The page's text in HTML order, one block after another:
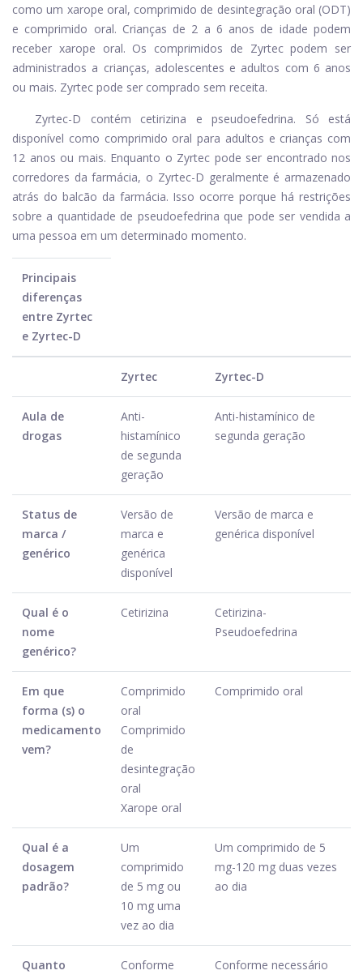
como um xarope oral, comprimido de desintegração oral (ODT)
e comprimido oral. Crianças de 2 a 6 anos de idade podem
receber xarope oral. Os comprimidos de Zyrtec podem ser
administrados a crianças, adolescentes e adultos com 6 anos
ou mais. Zyrtec pode ser comprado sem receita.
Zyrtec-D contém cetirizina e pseudoefedrina. Só está
disponível como comprimido oral para adultos e crianças com
12 anos ou mais. Enquanto o Zyrtec pode ser encontrado nos
corredores da farmácia, o Zyrtec-D geralmente é armazenado
atrás do balcão da farmácia. Isso ocorre porque há restrições
sobre a quantidade de pseudoefedrina que pode ser vendida a
uma pessoa em um determinado momento.
Principais
diferenças
entre Zyrtec
e Zyrtec-D
Zyrtec Zyrtec-D
Aula de
drogas
Anti-
histamínico
de segunda
geração
Anti-histamínico de
segunda geração
Status de
marca /
genérico
Versão de
marca e
genérica
disponível
Versão de marca e
genérica disponível
Qual é o
nome
genérico?
Cetirizina
Cetirizina-
Pseudoefedrina
Em que
forma (s) o
medicamento
vem?
Comprimido
oral
Comprimido
de
desintegração
oral
Xarope oral
Comprimido oral
Qual é a
dosagem
padrão?
Um
comprimido
de 5 mg ou
10 mg uma
vez ao dia
Um comprimido de 5
mg-120 mg duas vezes
ao dia
Quanto
Conforme
Conforme necessário